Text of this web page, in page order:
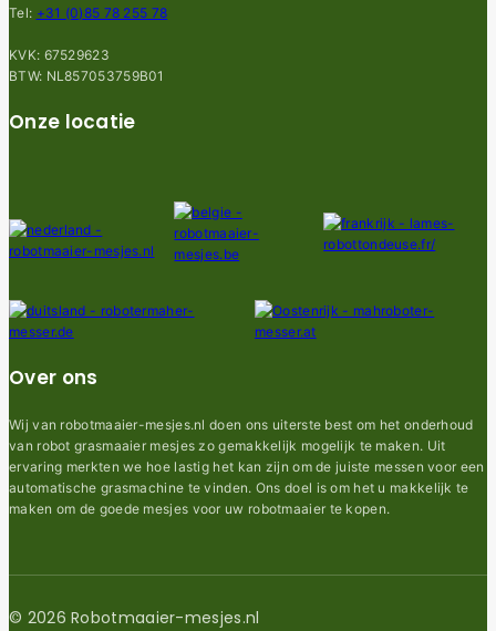
Tel: +31 (0)85 78 255 78
KVK: 67529623
BTW: NL857053759B01
Onze locatie
Over ons
Wij van robotmaaier-mesjes.nl doen ons uiterste best om het onderhoud
van robot grasmaaier mesjes zo gemakkelijk mogelijk te maken. Uit
ervaring merkten we hoe lastig het kan zijn om de juiste messen voor een
automatische grasmachine te vinden. Ons doel is om het u makkelijk te
maken om de goede mesjes voor uw robotmaaier te kopen.
© 2026 Robotmaaier-mesjes.nl